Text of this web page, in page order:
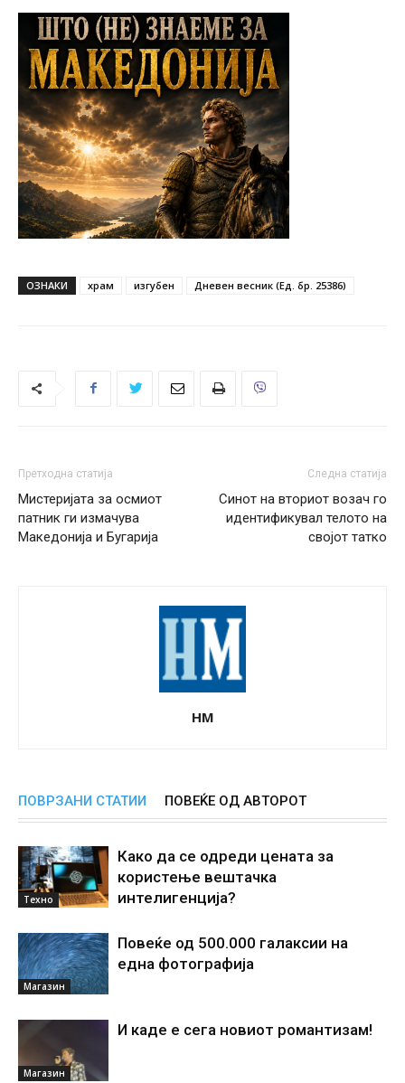
ОЗНАКИ храм изгубен Дневен весник (Ед. бр. 25386)
Претходна статија
Мистеријата за осмиот
патник ги измачува
Македонија и Бугарија
Следна статија
Синот на вториот возач го
идентификувал телото на
својот татко
НМ
ПОВРЗАНИ СТАТИИ ПОВЕЌЕ ОД АВТОРОТ
Техно
Како да се одреди цената за
користење вештачка
интелигенциjа?
Магазин
Повеќе од 500.000 галаксии на
една фотографија
Магазин
И каде е сега новиот романтизам!